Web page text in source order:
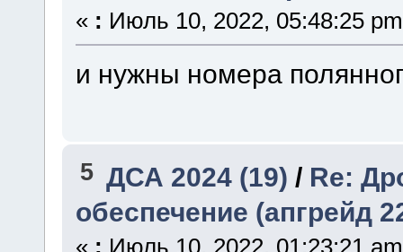
« : Июль 10, 2022, 05:48:25
и нужны номера
5 ДСА 2024 (19) / Re:
обеспечение (апгрейд
« : Июль 10, 2022, 01:23:21